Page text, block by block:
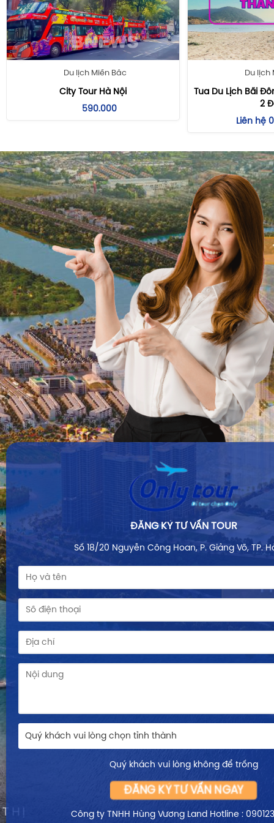
Tour Đài Loan
Tour Bắc Kinh - Thượng Hải
Tour Hongkong - Thâm Quyến - Quảng Châu
Tour Hongkong Mono
Tour Du Lịch Malaysia
Tour Singapore - Malaysia
Tour Nhật Bản
Tour Du Lịch Hàn Quốc
Tour Dubai - Abu Dhabi
Tour Du Lịch Thổ Nhĩ Kỳ
Du Lịch Phượng Hoàng Cổ Trấn
Du lịch Miền Bắc
City Tour Hà Nội
Du lịch
2
ĐĂNG KÝ TƯ VẤN TOUR
Số 18/20 Nguyễn Công Hoan, P. Giảng Võ, TP.
Quý khách vui lòng không để trống
ĐĂNG KÝ TƯ VẤN NGAY